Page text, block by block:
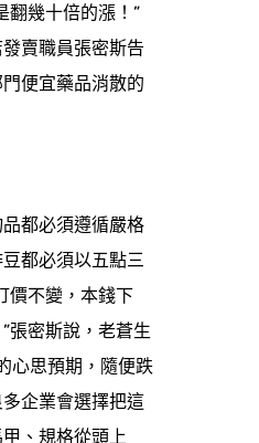
幾十倍的漲！”
賣職員張密斯告
便宜藥品消散的
都必須遵循嚴格
都必須以五點三
價不變，本錢下
張密斯說，老蒼生
心思預期，隨便跌
企業會選擇把這
、規格從頭上